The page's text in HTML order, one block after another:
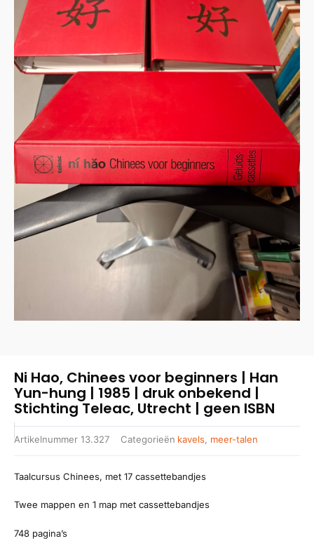
Ni Hao, Chinees voor beginners | Han
Yun-hung | 1985 | druk onbekend |
Stichting Teleac, Utrecht | geen ISBN
Artikelnummer 13.327 Categorieën kavels meer-talen
Taalcursus Chinees, met 17 cassettebandjes
Twee mappen en 1 map met cassettebandjes
748 pagina’s